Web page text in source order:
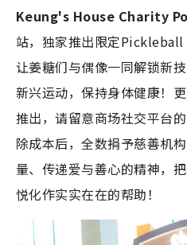
Keung's House Charity
站，独家推出限定
让姜糖们与偶像一同解锁新
新兴运动，保持身体健康！
推出，请留意商场社交平台
除成本后，全数捐予慈善机
量、传递爱与善心的精神，
悦化作实实在在的帮助！